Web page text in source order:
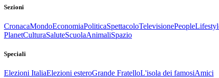
Sezioni
CronacaMondoEconomiaPoliticaSpettacoloTelevisionePeople
PlanetCulturaSaluteScuolaAnimaliSpazio
Speciali
Elezioni ItaliaElezioni esteroGrande FratelloL'isola dei famosiAmici